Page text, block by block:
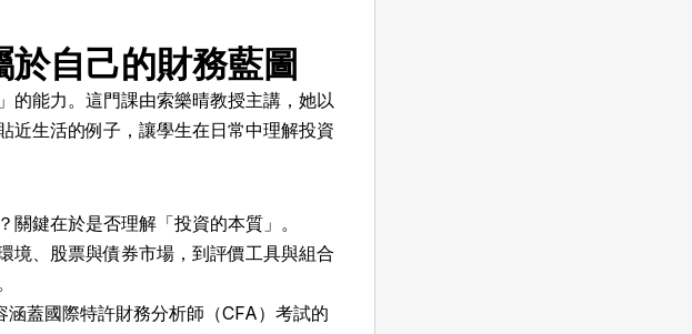
自己的財務藍圖
的能力。這門課由索樂晴教授主講，她以
近生活的例子，讓學生在日常中理解投資
鍵在於是否理解「投資的本質」。
境、股票與債券市場，到評價工具與組合
蓋國際特許財務分析師（CFA）考試的